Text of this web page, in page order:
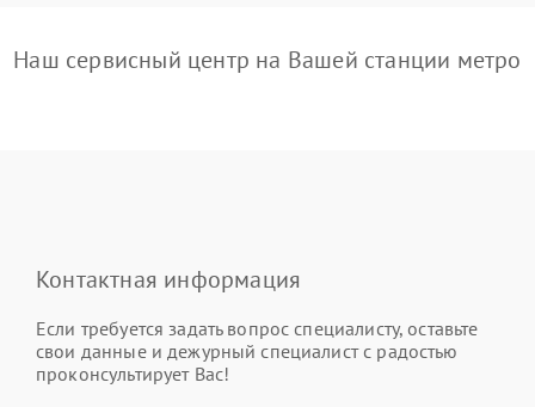
Наш сервисный центр на Вашей станции метро
Контактная информация
Если требуется задать вопрос специалисту, оставьте
свои данные и дежурный специалист с радостью
проконсультирует Вас!